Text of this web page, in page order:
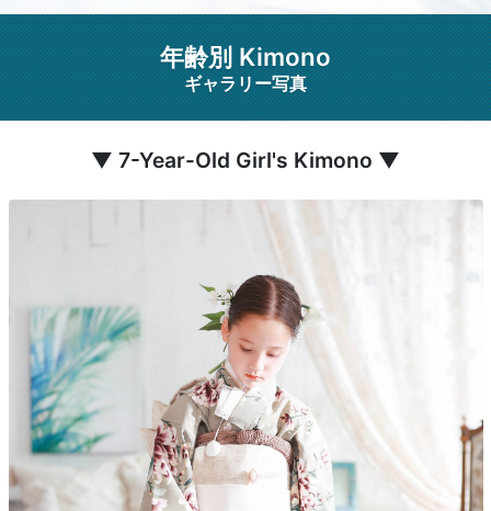
年齢別 Kimono
ギャラリー写真
▼ 7-Year-Old Girl's Kimono ▼